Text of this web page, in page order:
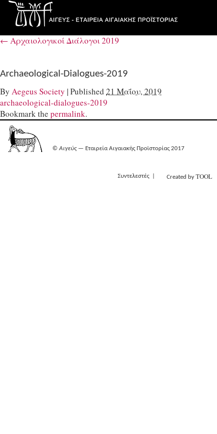
← Αρχαιολογικοί Διάλογοι 2019
Archaeological-Dialogues-2019
By Aegeus Society |Published 21 Μαΐου, 2019
archaeological-dialogues-2019
Bookmark the permalink.
©Αιγεύς— Εταιρεία Αιγαιακής Προϊστορίας 2017
Συντελεστές Created by TOOL